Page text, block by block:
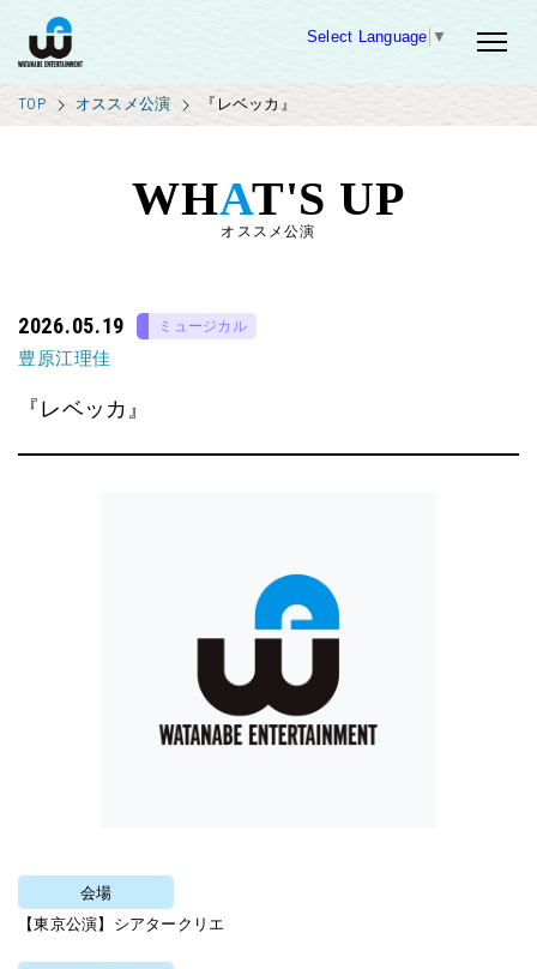
Select Language ▼
TOP オススメ公演 『レベッカ』
WHAT'S UP
オススメ公演
2026.05.19 ミュージカル
豊原江理佳
『レベッカ』
会場
【東京公演】シアタークリエ